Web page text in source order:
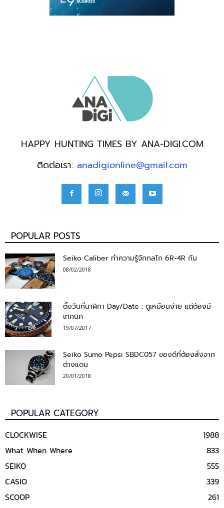
HAPPY HUNTING TIMES BY ANA-DIGI.COM
ติดต่อเรา: anadigionline@gmail.com
POPULAR POSTS
Seiko Caliber ทำความรู้จักกลไก 6R-4R กัน
08/02/2018
ตั้งวันที่นาฬิกา Day/Date : ดูเหมือนง่าย แต่ต้องมี
เทคนิค
19/07/2017
Seiko Sumo Pepsi SBDC057 ของดีที่ต้องสั่งจาก
ต่างแดน
20/01/2018
POPULAR CATEGORY
CLOCKWISE
1988
What When Where
833
SEIKO
555
CASIO
339
SCOOP
261